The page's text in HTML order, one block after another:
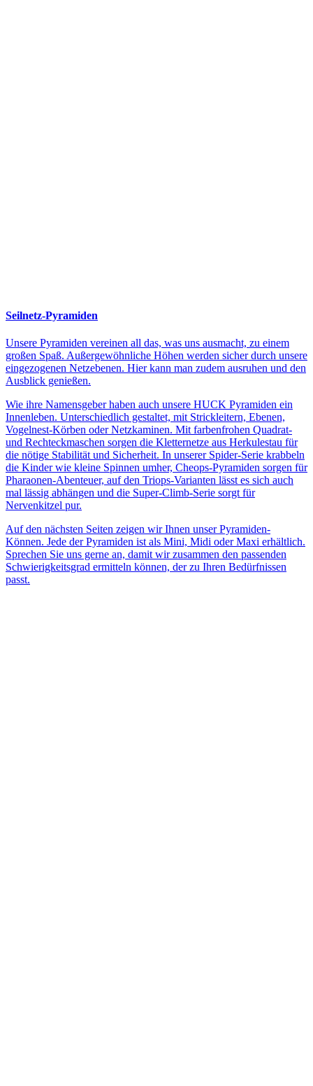
Seilnetz-Pyramiden
Unsere Pyramiden vereinen all das, was uns ausmacht, zu einem
großen Spaß. Außergewöhnliche Höhen werden sicher durch unsere
eingezogenen Netzebenen. Hier kann man zudem ausruhen und den
Ausblick genießen.
Wie ihre Namensgeber haben auch unsere HUCK Pyramiden ein
Innenleben. Unterschiedlich gestaltet, mit Strickleitern, Ebenen,
Vogelnest-Körben oder Netzkaminen. Mit farbenfrohen Quadrat-
und Rechteckmaschen sorgen die Kletternetze aus Herkulestau für
die nötige Stabilität und Sicherheit. In unserer Spider-Serie krabbeln
die Kinder wie kleine Spinnen umher, Cheops-Pyramiden sorgen für
Pharaonen-Abenteuer, auf den Triops-Varianten lässt es sich auch
mal lässig abhängen und die Super-Climb-Serie sorgt für
Nervenkitzel pur.
Auf den nächsten Seiten zeigen wir Ihnen unser Pyramiden-
Können. Jede der Pyramiden ist als Mini, Midi oder Maxi erhältlich.
Sprechen Sie uns gerne an, damit wir zusammen den passenden
Schwierigkeitsgrad ermitteln können, der zu Ihren Bedürfnissen
passt.